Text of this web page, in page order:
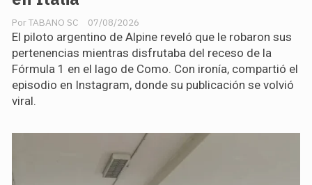
TABANO SC 07/08/2026
El piloto argentino de Alpine reveló que le robaron sus
pertenencias mientras disfrutaba del receso de la
Fórmula 1 en el lago de Como. Con ironía, compartió el
episodio en Instagram, donde su publicación se volvió
viral.